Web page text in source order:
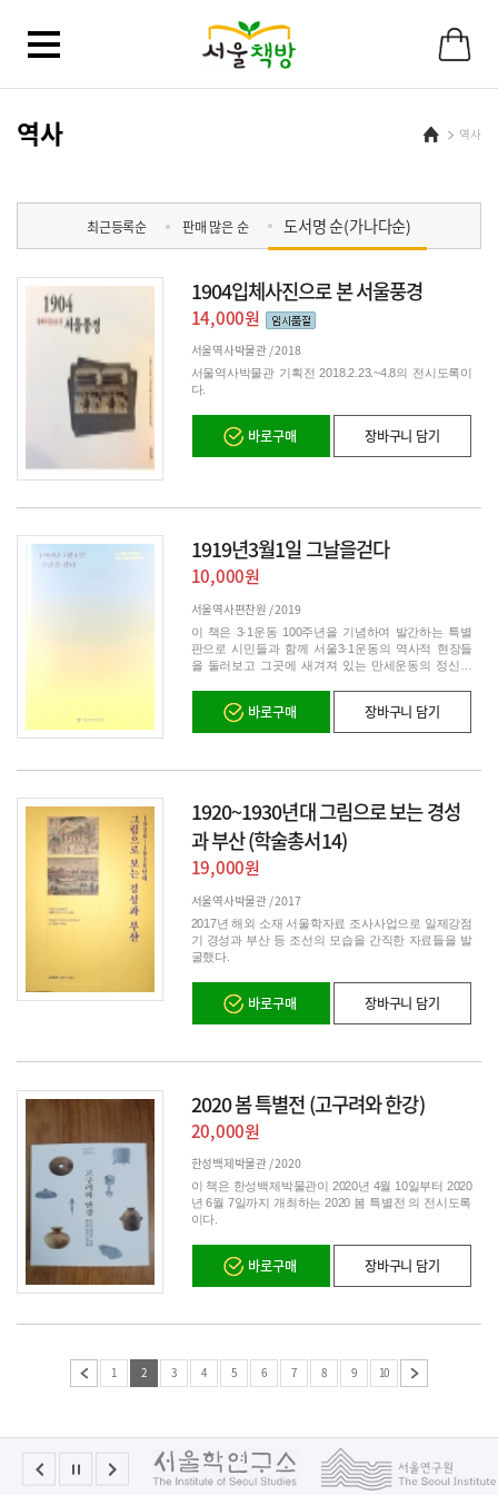
메
역사 Home역사
최근등록순 판매 많은 순 도서명 순(가나다순)
1904입체사진으로 본 서울풍경
14,000원
서울역사박물관 /2018
서울역사박물관 기획전 2018.2.23.~4.8의 전시도록이
다.
바로구매 장바구니 담기
1919년3월1일 그날을걷다
10,000원
서울역사편찬원 /2019
이 책은 3·1운동 100주년을 기념하여 발간하는 특별
판으로 시민들과 함께 서울3·1운동의 역사적 현장들
을 둘러보고 그곳에 새겨져 있는 만세운동의 정신을
노정, 도심 밖으로의 만세 운동 확산 현장, 일제에 체
포되어 재판받고 옥고를 치르다가 순국의 길로 떠난
바로구매 장바구니 담기
1920~1930년대 그림으로 보는 경성
과 부산 (학술총서14)
19,000원
서울역사박물관 /2017
2017년 해외 소재 서울학자료 조사사업으로 일제강점
기 경성과 부산 등 조선의 모습을 간직한 자료들을 발
굴했다.
바로구매 장바구니 담기
2020 봄 특별전 (고구려와 한강)
20,000원
한성백제박물관 /2020
이 책은 한성백제박물관이 2020년 4월 10일부터 2020
년 6월 7일까지 개최하는 2020 봄 특별전 의 전시도록
이다.
바로구매 장바구니 담기
1 2 3 4 5 6 7 8 9 10